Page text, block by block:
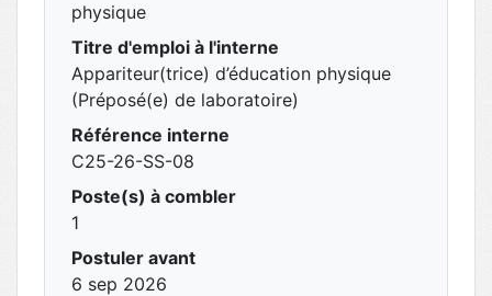
physique
Titre d'emploi à l'interne
Appariteur(trice) d’éducation physique
(Préposé(e) de laboratoire)
Référence interne
C25-26-SS-08
Poste(s) à combler
1
Postuler avant
6 sep 2026